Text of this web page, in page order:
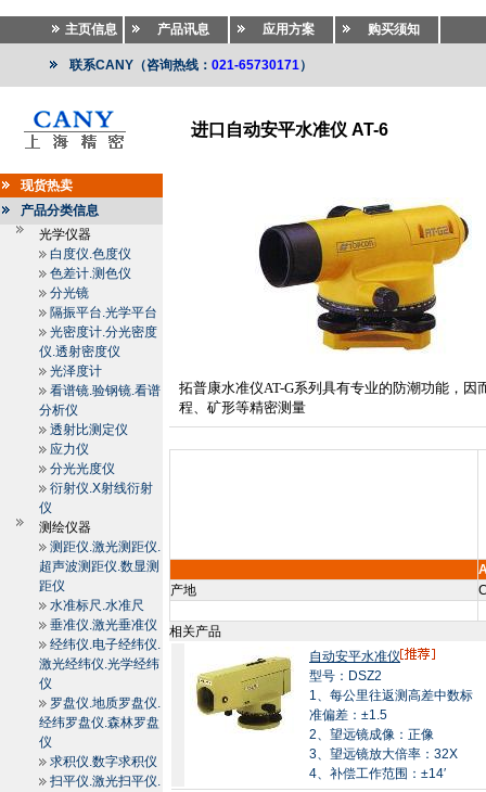
主页信息 产品讯息 应用方案 购买须知
联系CANY（咨询热线： 021-65730171）
进口自动安平水准仪 AT-6
现货热卖
产品分类信息
光学仪器
白度仪.色度仪
色差计.测色仪
分光镜
隔振平台.光学平台
光密度计.分光密度
仪.透射密度仪
光泽度计
看谱镜.验钢镜.看谱
分析仪
透射比测定仪
应力仪
分光光度仪
衍射仪.X射线衍射
仪
测绘仪器
测距仪.激光测距仪.
超声波测距仪.数显测
距仪
水准标尺.水准尺
垂准仪.激光垂准仪
经纬仪.电子经纬仪.
激光经纬仪.光学经纬
仪
罗盘仪.地质罗盘仪.
经纬罗盘仪.森林罗盘
仪
求积仪.数字求积仪
扫平仪.激光扫平仪.
拓普康水准仪AT-G系列具有专业的防潮功能，因
程、矿形等精密测量
产地
相关产品
自动安平水准仪
型号：DSZ2
1、每公里往返测高差中数标
准偏差：±1.5
2、望远镜成像：正像
3、望远镜放大倍率：32X
4、补偿工作范围：±14′